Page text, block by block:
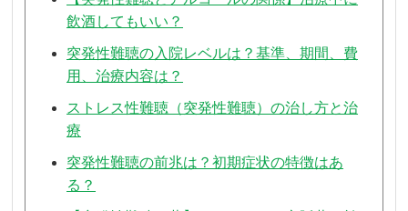
飲酒してもいい？
突発性難聴の入院レベルは？基準、期間、費
用、治療内容は？
ストレス性難聴（突発性難聴）の治し方と治
療
突発性難聴の前兆は？初期症状の特徴はあ
る？